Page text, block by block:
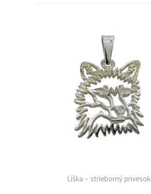
Líška – strieborný prívesok